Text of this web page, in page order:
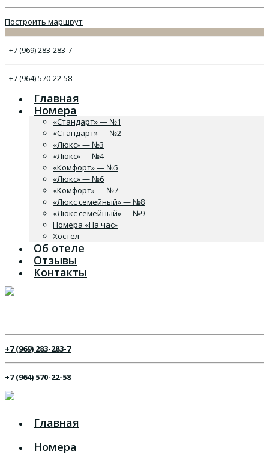
Построить маршрут
+7 (969) 283-283-7
+7 (964) 570-22-58
Главная
Номера
«Стандарт» — №1
«Стандарт» — №2
«Люкс» — №3
«Люкс» — №4
«Комфорт» — №5
«Люкс» — №6
«Комфорт» — №7
«Люкс семейный» — №8
«Люкс семейный» — №9
Номера «На час»
Хостел
Об отеле
Отзывы
Контакты
+7 (969) 283-283-7
+7 (964) 570-22-58
Главная
Номера